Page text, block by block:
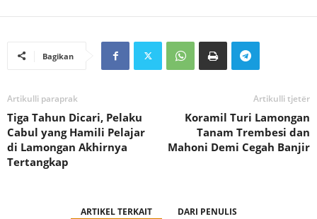
Bagikan
Artikulli paraprak
Tiga Tahun Dicari, Pelaku
Cabul yang Hamili Pelajar
di Lamongan Akhirnya
Tertangkap
Artikulli tjetër
Koramil Turi Lamongan
Tanam Trembesi dan
Mahoni Demi Cegah Banjir
ARTIKEL TERKAIT DARI PENULIS